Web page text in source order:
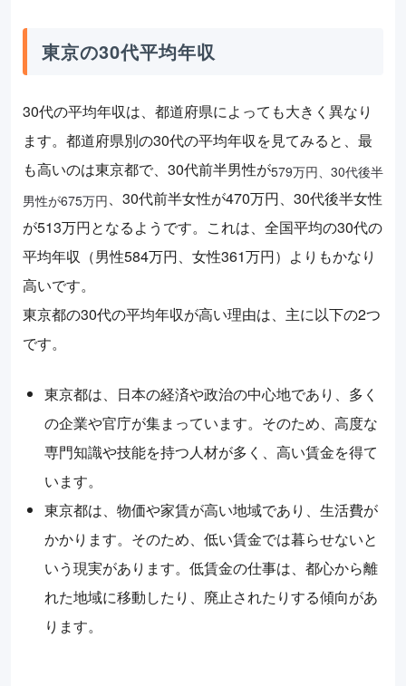
東京の30代平均年収
30代の平均年収は、都道府県によっても大きく異なり
ます。都道府県別の30代の平均年収を見てみると、最
も高いのは東京都で、30代前半男性が579万円、30代後半
男性が675万円、30代前半女性が470万円、30代後半女性
が513万円となるようです。これは、全国平均の30代の
平均年収（男性584万円、女性361万円）よりもかなり
高いです。
東京都の30代の平均年収が高い理由は、主に以下の2つ
です。
東京都は、日本の経済や政治の中心地であり、多く
の企業や官庁が集まっています。そのため、高度な
専門知識や技能を持つ人材が多く、高い賃金を得て
います。
東京都は、物価や家賃が高い地域であり、生活費が
かかります。そのため、低い賃金では暮らせないと
いう現実があります。低賃金の仕事は、都心から離
れた地域に移動したり、廃止されたりする傾向があ
ります。